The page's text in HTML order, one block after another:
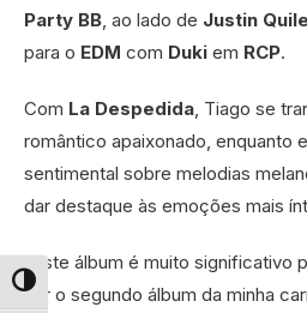
Alternar alto contraste
Party BB, ao lado de Justin
para o EDM com Duki em RCP.
Com La Despedida, Tiago se
romântico apaixonado, enquanto
sentimental sobre melodias
dar destaque às emoções mais
“Este álbum é muito significativo
ser o segundo álbum da minha